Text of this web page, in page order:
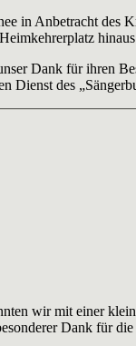
in Anbetracht des
Dank für ihren
Dienst des
wir mit einer
Dank für